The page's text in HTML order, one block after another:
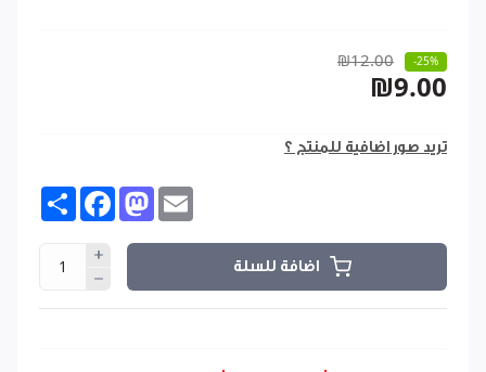
₪12.00 -25%
₪9.00
تريد صور اضافية للمنتج ؟
Share FacebookMastodon
اضافة للسلة